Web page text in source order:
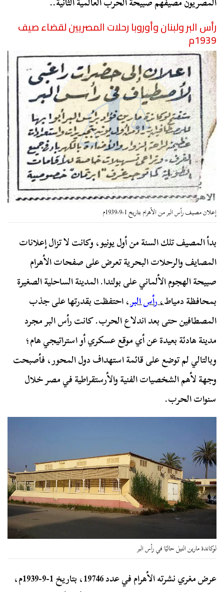
رأس البر ولبنان وأوروبا رحلات المصريين لقضاء صيف
1939م
إعلان مصيف رأس البر من الأهرام بتاريخ 1-9-1939م
بدأ المصيف تلك السنة من أول يونيو، وكانت لا تزال إعلانات
المصايف والرحلات البحرية تعرض على صفحات الأهرام
صبيحة الهجوم الألماني على بولندا. المدينة الساحلية الصغيرة
بمحافظة دمياط،رأس البر، احتفظت بقدرتها على جذب
المصطافين حتى بعد اندلاع الحرب. كانت رأس البر مجرد
مدينة هادئة بعيدة عن أي موقع عسكري أو استراتيجي هام؛
وبالتالي لم توضع على قائمة استهداف دول المحور، فأصبحت
وجهة لأهم الشخصيات الفنية والأرستقراطية في مصر خلال
سنوات الحرب.
لوكاندة مارين النيل حاليًا في رأس البر
عرض مغري نشرته الأهرام في عدد 19746، بتاريخ 1-9-1939م،